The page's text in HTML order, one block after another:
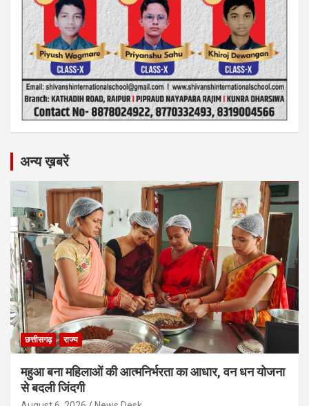
अन्य ख़बरें
छत्तीसगढ़ राज्य
महुआ बना महिलाओं की आत्मनिर्भरता का आधार, वन धन योजना
से बदली जिंदगी